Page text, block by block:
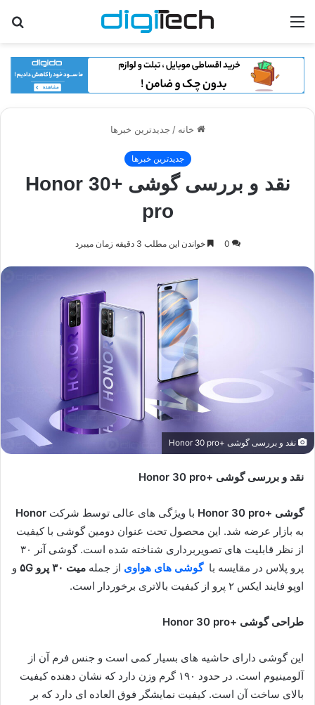
منو
خانه / جدیدترین خبرها
جدیدترین خبرها
نقد و بررسی گوشی +Honor 30
pro
0 خواندن این مطلب 3 دقیقه زمان میبرد
نقد و بررسی گوشی +Honor 30 pro
نقد و بررسی گوشی +Honor 30 pro
گوشی +Honor 30 pro با ویژگی های عالی توسط شرکت Honor
به بازار عرضه شد. این محصول تحت عنوان دومین گوشی با کیفیت
از نظر قابلیت های تصویربرداری شناخته شده است. گوشی آنر ۳۰
پرو پلاس در مقایسه باگوشی های هواوی از جمله میت ۳۰ پرو ۵G و
اوپو فایند ایکس ۲ پرو از کیفیت بالاتری برخوردار است.
طراحی گوشی +Honor 30 pro
این گوشی دارای حاشیه های بسیار کمی است و جنس فرم آن از
آلومینیوم است. در حدود ۱۹۰ گرم وزن دارد که نشان دهنده کیفیت
بالای ساخت آن است. کیفیت نمایشگر فوق العاده ای دارد که بر